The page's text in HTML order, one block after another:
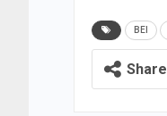
BEI
Share